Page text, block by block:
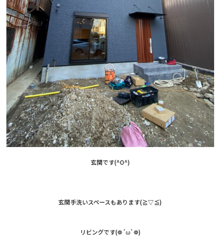
玄関です(^O^)
玄関手洗いスペースもあります(≧▽≦)
リビングです(❁´ω`❁)